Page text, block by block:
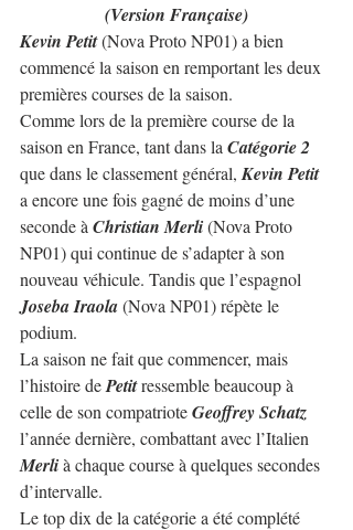
(Version Française)
Kevin Petit (Nova Proto NP01) a bien
commencé la saison en remportant les deux
premières courses de la saison.
Comme lors de la première course de la
saison en France, tant dans la Catégorie 2
que dans le classement général, Kevin Petit
a encore une fois gagné de moins d’une
seconde à Christian Merli (Nova Proto
NP01) qui continue de s’adapter à son
nouveau véhicule. Tandis que l’espagnol
Joseba Iraola (Nova NP01) répète le
podium.
La saison ne fait que commencer, mais
l’histoire de Petit ressemble beaucoup à
celle de son compatriote Geoffrey Schatz
l’année dernière, combattant avec l’Italien
Merli à chaque course à quelques secondes
d’intervalle.
Le top dix de la catégorie a été complété